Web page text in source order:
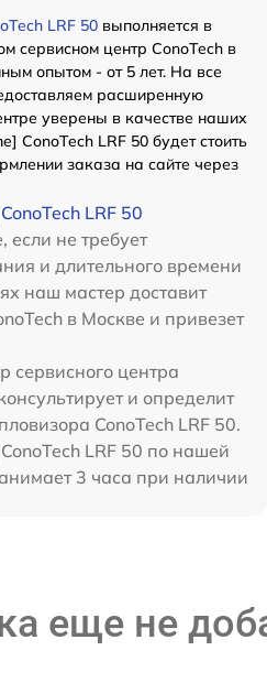
LRF 50 выполняется в
сервисном центр ConoTech в
опытом - от 5 лет. На все
расширенную
уверены в качестве наших
ConoTech LRF 50 будет стоить
заказа на сайте через
LRF 50
если не требует
и длительного времени
наш мастер доставит
в Москве и привезет
сервисного центра
и определит
ConoTech LRF 50.
LRF 50 по нашей
3 часа при наличии
еще не